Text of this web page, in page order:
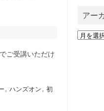
ご受講いただけ
, ハンズオン , 初
アー
ア